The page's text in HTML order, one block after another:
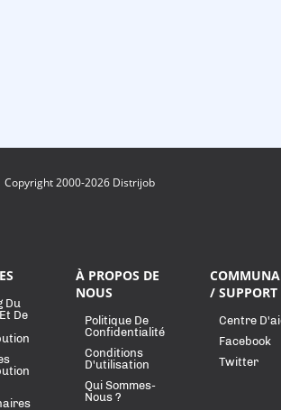
Copyright 2000-2026 Distrijob
Du
De
À PROPOS DE
NOUS
Politique De
Confidentialité
Conditions
D'utilisation
Qui Sommes-
Nous ?
/ SUPPORT
Centre
Facebook
Twitter